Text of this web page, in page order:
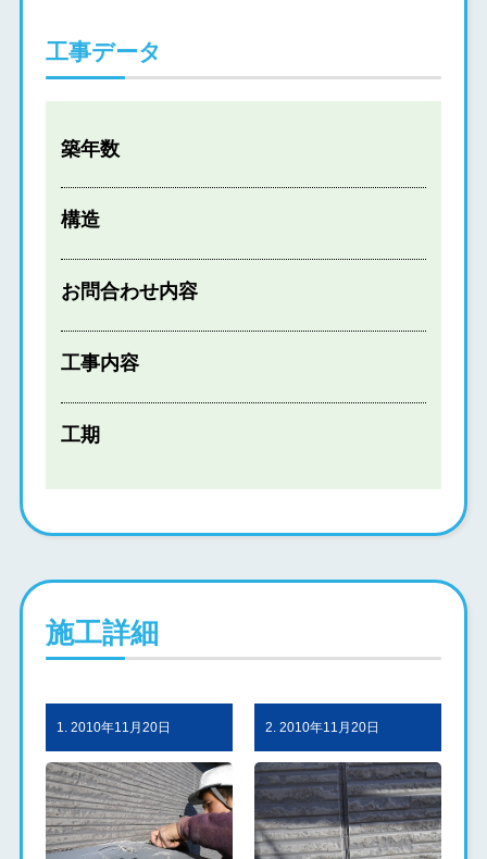
工事データ
築年数
構造
お問合わせ内容
工事内容
工期
施工詳細
1. 2010年11月20日 2. 2010年11月20日